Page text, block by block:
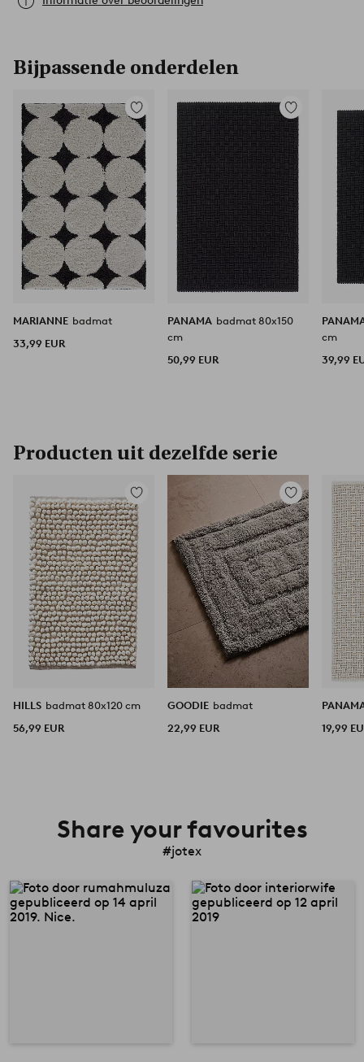
Bijpassende onderdelen
Toevoegen
aan
favorieten
MARIANNE badmat
33,99 EUR
Toevoegen
aan
favorieten
PANAMA badmat 80x150
cm
50,99 EUR
cm
39,99
Producten uit dezelfde serie
Toevoegen
aan
favorieten
HILLS badmat 80x120 cm
56,99 EUR
Toevoegen
aan
favorieten
GOODIE badmat
22,99 EUR
19,99
Share your favourites
#jotex